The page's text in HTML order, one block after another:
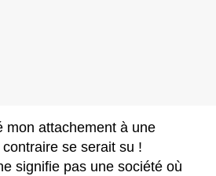
mon attachement à une
se serait su !
signifie pas une société où